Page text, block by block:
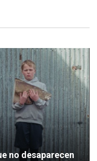
no desaparecen